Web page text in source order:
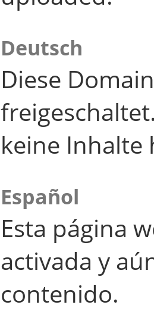
Deutsch
Diese
keine Inhalte
Español
Esta página
activada y
contenido.